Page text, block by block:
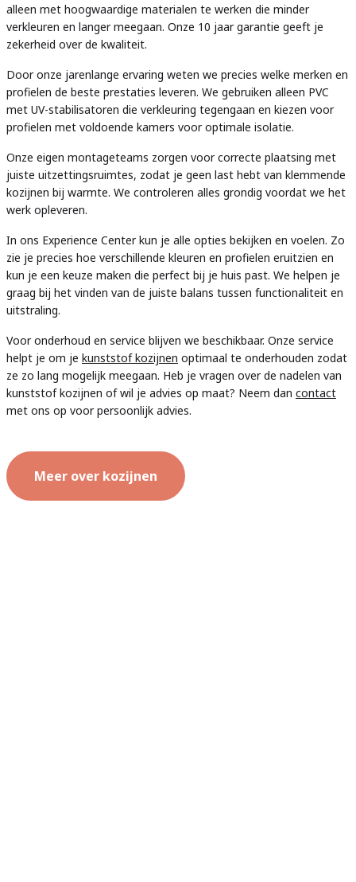
alleen met hoogwaardige materialen te werken die minder
verkleuren en langer meegaan. Onze 10 jaar garantie geeft je
zekerheid over de kwaliteit.
Door onze jarenlange ervaring weten we precies welke merken en
profielen de beste prestaties leveren. We gebruiken alleen PVC
met UV-stabilisatoren die verkleuring tegengaan en kiezen voor
profielen met voldoende kamers voor optimale isolatie.
Onze eigen montageteams zorgen voor correcte plaatsing met
juiste uitzettingsruimtes, zodat je geen last hebt van klemmende
kozijnen bij warmte. We controleren alles grondig voordat we het
werk opleveren.
In ons Experience Center kun je alle opties bekijken en voelen. Zo
zie je precies hoe verschillende kleuren en profielen eruitzien en
kun je een keuze maken die perfect bij je huis past. We helpen je
graag bij het vinden van de juiste balans tussen functionaliteit en
uitstraling.
Voor onderhoud en service blijven we beschikbaar. Onze service
helpt je om je kunststof kozijnen optimaal te onderhouden zodat
ze zo lang mogelijk meegaan. Heb je vragen over de nadelen van
kunststof kozijnen of wil je advies op maat? Neem dan contact
met ons op voor persoonlijk advies.
Meer over kozijnen